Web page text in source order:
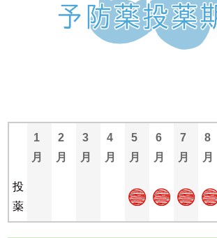
1
月
2
月
3
月
4
月
5
月
6
月
7
月
8
月
投
薬